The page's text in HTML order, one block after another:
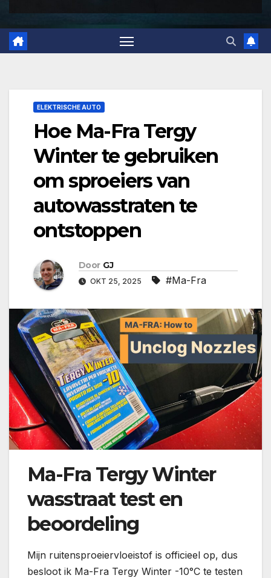
ELEKTRISCHE AUTO
Hoe Ma-Fra Tergy
Winter te gebruiken
om sproeiers van
autowasstraten te
ontstoppen
Door GJ
OKT 25, 2025 #Ma-Fra
Ma-Fra Tergy Winter
wasstraat test en
beoordeling
Mijn ruitensproeiervloeistof is officieel op, dus
besloot ik Ma-Fra Tergy Winter -10°C te testen